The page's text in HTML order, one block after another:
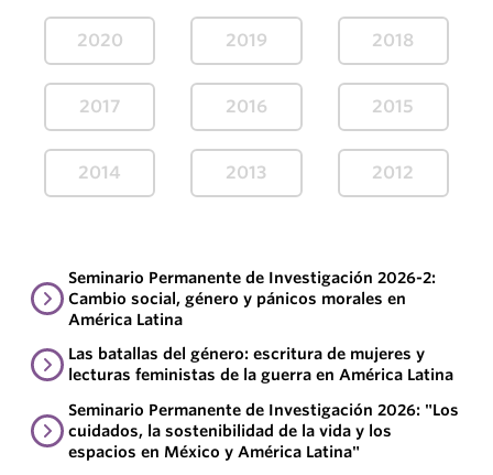
2020 2019 2018
2017 2016 2015
2014 2013 2012
Seminario Permanente de Investigación 2026-2:
Cambio social, género y pánicos morales en
América Latina
Las batallas del género: escritura de mujeres y
lecturas feministas de la guerra en América Latina
Seminario Permanente de Investigación 2026: "Los
cuidados, la sostenibilidad de la vida y los
espacios en México y América Latina"